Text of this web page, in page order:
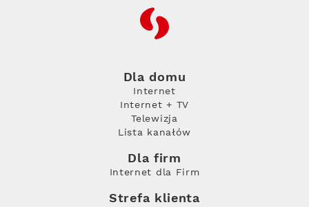
RFC
Dla domu
Internet
Internet + TV
Telewizja
Lista kanałów
Dla firm
Internet dla Firm
Strefa klienta